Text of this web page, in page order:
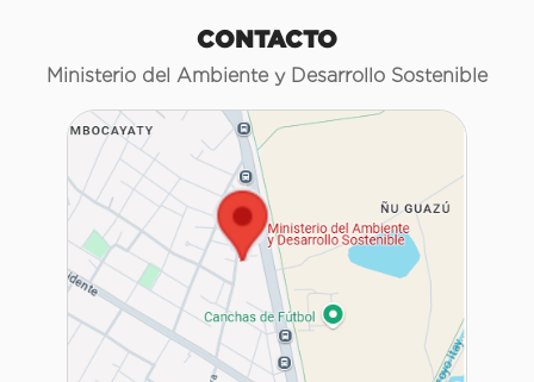
CONTACTO
Ministerio del Ambiente y Desarrollo Sostenible